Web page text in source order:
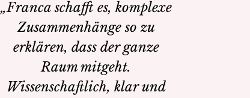
„Franca schafft es, komplexe
Zusammenhänge so zu
erklären, dass der ganze
Raum mitgeht.
Wissenschaftlich, klar und